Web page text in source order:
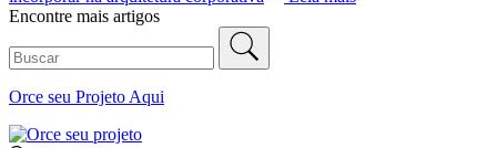
Encontre mais artigos
Orce seu Projeto Aqui